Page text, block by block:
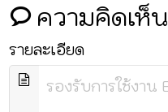
ความคิดเห็น
รายละเอียด